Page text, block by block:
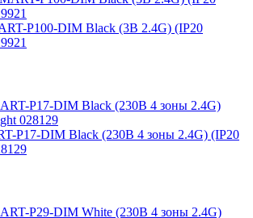
P100-DIM Black (3В 2.4G) (IP20
P17-DIM Black (230В 4 зоны 2.4G) (IP20